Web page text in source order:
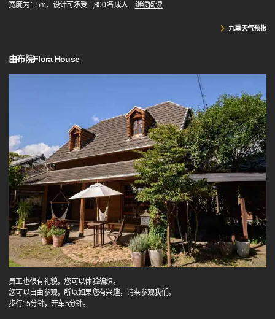
宽度为 1.5m，设计可承受 1,800 名成人…继续阅读
九重天气预报
由布院Flora House
员工也很有礼貌，您可以体验编织。
您可以自由参观，所以如果您有兴趣，请来参观我们。
步行15分钟，开车5分钟。